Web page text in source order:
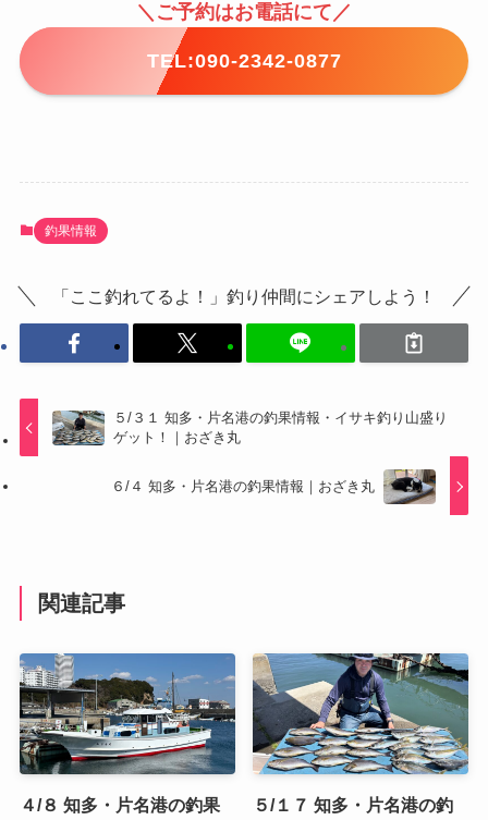
＼ご予約はお電話にて／
TEL:090-2342-0877
釣果情報
「ここ釣れてるよ！」釣り仲間にシェアしよう！
５/３１ 知多・片名港の釣果情報・イサキ釣り山盛り
ゲット！｜おざき丸
６/４ 知多・片名港の釣果情報｜おざき丸
関連記事
４/８ 知多・片名港の釣果
５/１７ 知多・片名港の釣